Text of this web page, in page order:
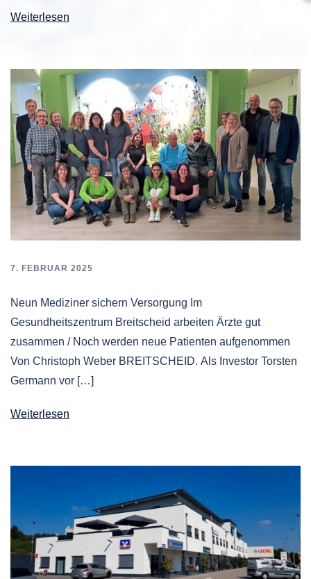
Weiterlesen
7. FEBRUAR 2025
Neun Mediziner sichern Versorgung Im
Gesundheitszentrum Breitscheid arbeiten Ärzte gut
zusammen / Noch werden neue Patienten aufgenommen
Von Christoph Weber BREITSCHEID. Als Investor Torsten
Germann vor […]
Weiterlesen